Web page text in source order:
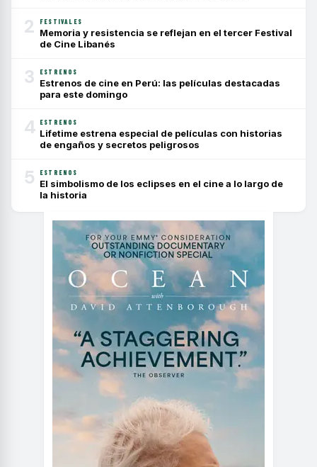
2 FESTIVALES
Memoria y resistencia se reflejan en el tercer Festival
de Cine Libanés
3 ESTRENOS
Estrenos de cine en Perú: las películas destacadas
para este domingo
4 ESTRENOS
Lifetime estrena especial de películas con historias
de engaños y secretos peligrosos
5 ESTRENOS
El simbolismo de los eclipses en el cine a lo largo de
la historia